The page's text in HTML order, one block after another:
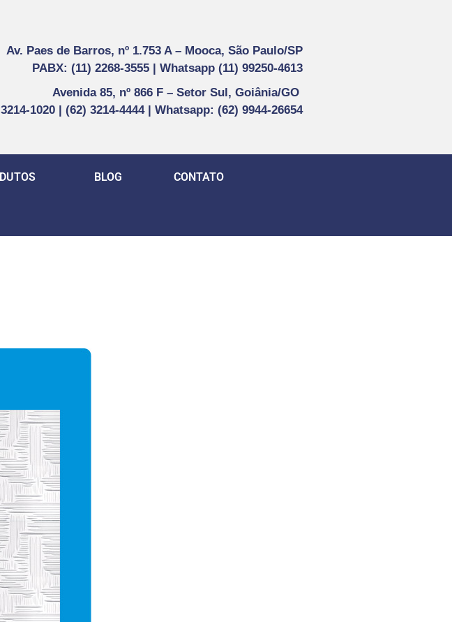
Av. Paes de Barros, nº 1.753 A – Mooca, São Paulo/SP
PABX: (11) 2268-3555 | Whatsapp (11) 99250-4613
Avenida 85, nº 866 F – Setor Sul, Goiânia/GO
1020 | (62) 3214-4444 | Whatsapp: (62) 9944-26654
BLOG CONTATO